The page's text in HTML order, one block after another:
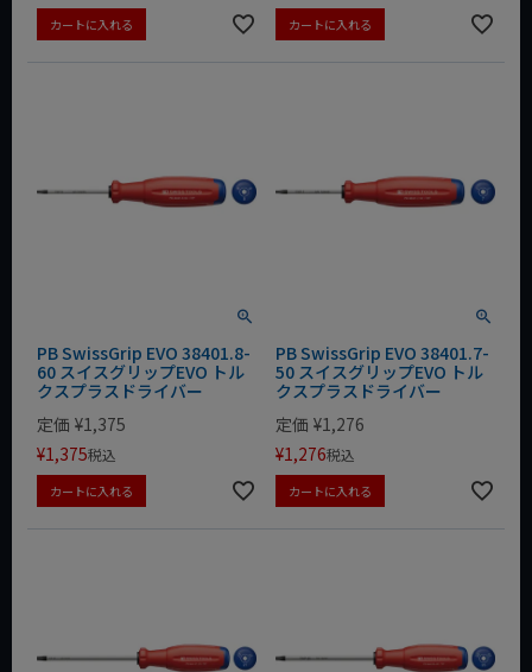
カートに入れる カートに入れる
PB SwissGrip EVO 38401.8-
60 スイスグリップEVO トル
クスプラスドライバー
定価 ¥1,375
¥1,375税込
カートに入れる
PB SwissGrip EVO 38401.7-
50 スイスグリップEVO トル
クスプラスドライバー
定価 ¥1,276
¥1,276税込
カートに入れる